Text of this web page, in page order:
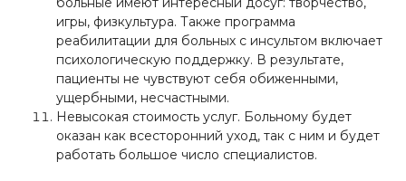
игры, физкультура. Также программа
реабилитации для больных с инсультом включает
психологическую поддержку. В результате,
пациенты не чувствуют себя обиженными,
ущербными, несчастными.
Невысокая стоимость услуг. Больному будет
оказан как всесторонний уход, так с ним и будет
работать большое число специалистов.